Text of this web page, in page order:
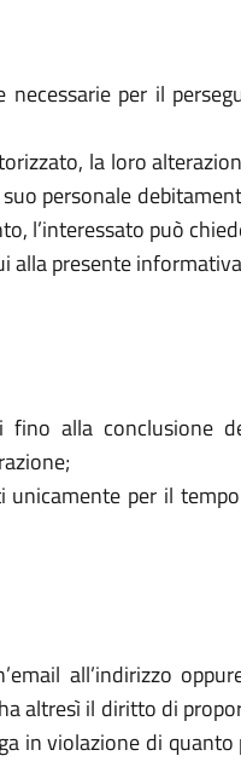
per il
la loro
personale
l’interessato può
alla presente
alla conclusione
per il
all’indirizzo
altresì il diritto di
in violazione di